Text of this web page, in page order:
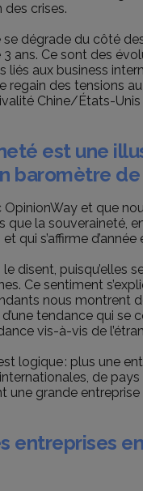
des crises.
dégrade du côté
3 ans. Ce sont des
liés aux business
regain des tensions
Chine/États-
est une
baromètre
et que
la souveraineté,
qui s’affirme d’année
disent, puisqu’elles
Ce sentiment
nous montrent
tendance qui se
vis-à-vis de
logique : plus une
de
une grande
entreprises